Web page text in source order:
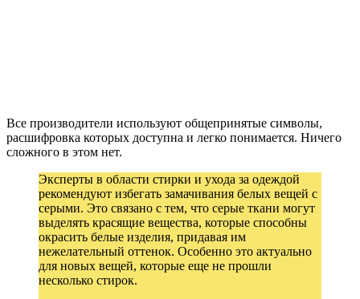
Все производители используют общепринятые символы,
расшифровка которых доступна и легко понимается. Ничего
сложного в этом нет.
Эксперты в области стирки и ухода за одеждой
рекомендуют избегать замачивания белых вещей с
серыми. Это связано с тем, что серые ткани могут
выделять красящие вещества, которые способны
окрасить белые изделия, придавая им
нежелательный оттенок. Особенно это актуально
для новых вещей, которые еще не прошли
несколько стирок.